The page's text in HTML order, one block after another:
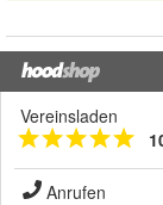
Vereinsladen
Anrufen